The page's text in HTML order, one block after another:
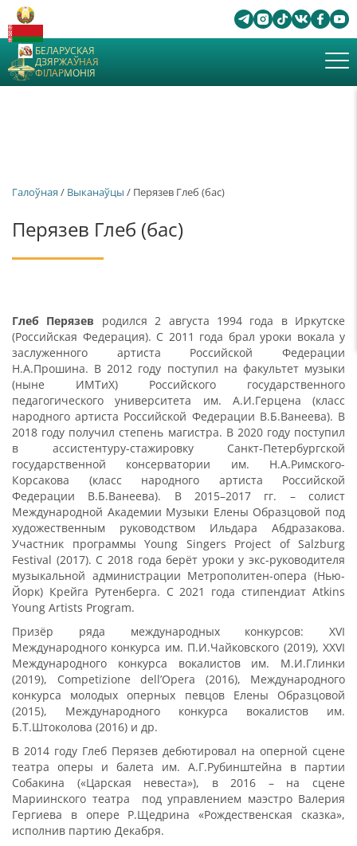
БЕЛАРУСКАЯ
ДЗЯРЖАЎНАЯ
ФІЛАРМОНІЯ
Галоўная / Выканаўцы / Перязев Глеб (бас)
Перязев Глеб (бас)
Глеб Перязев родился 2 августа 1994 года в Иркутске
(Российская Федерация). С 2011 года брал уроки вокала у
заслуженного артиста Российской Федерации
Н.А.Прошина. В 2012 году поступил на факультет музыки
(ныне ИМТиХ) Российского государственного
педагогического университета им. А.И.Герцена (класс
народного артиста Российской Федерации В.Б.Ванеева). В
2018 году получил степень магистра. В 2020 году поступил
в ассистентуру-стажировку Санкт-Петербургской
государственной консерватории им. Н.А.Римского-
Корсакова (класс народного артиста Российской
Федерации В.Б.Ванеева). В 2015–2017 гг. – солист
Международной Академии Музыки Елены Образцовой под
художественным руководством Ильдара Абдразакова.
Участник программы Young Singers Project of Salzburg
Festival (2017). С 2018 года берёт уроки у экс-руководителя
музыкальной администрации Метрополитен-опера (Нью-
Йорк) Крейга Рутенберга. C 2021 года стипендиат Atkins
Young Artists Program.
Призёр ряда международных конкурсов: XVI
Международного конкурса им. П.И.Чайковского (2019), XXVI
Международного конкурса вокалистов им. М.И.Глинки
(2019), Competizione dell’Opera (2016), Международного
конкурса молодых оперных певцов Елены Образцовой
(2015), Международного конкурса вокалистов им.
Б.Т.Штоколова (2016) и др.
В 2014 году Глеб Перязев дебютировал на оперной сцене
театра оперы и балета им. А.Г.Рубинштейна в партии
Собакина («Царская невеста»), в 2016 – на сцене
Мариинского театра под управлением маэстро Валерия
Гергиева в опере Р.Щедрина «Рождественская сказка»,
исполнив партию Декабря.